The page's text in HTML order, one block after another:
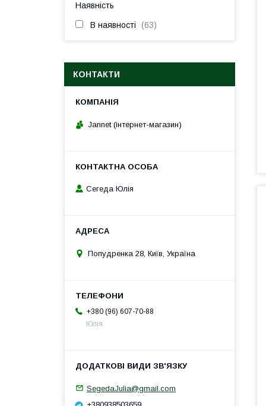
Наявність
В наявності 63
КОНТАКТИ
Jannet (інтернет-магазин)
Сегеда Юлія
Попудренка 28, Київ, Україна
+380 (96) 607-70-88
Юлія
SegedaJulia@gmail.com